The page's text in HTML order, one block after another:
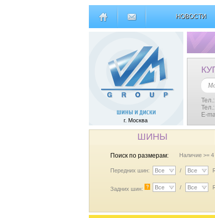
НОВОСТИ
г. Москва
Тел.:
E-
ШИНЫ
Поиск по размерам: Наличие >= 4
Передних шин: Все / Все
Задних шин: ? Все / Все